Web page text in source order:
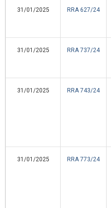
31/01/2025 RRA 627/24
31/01/2025 RRA 737/24
31/01/2025 RRA 743/24
31/01/2025 RRA 773/24